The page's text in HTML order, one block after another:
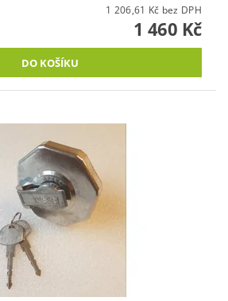
1 206,61 Kč bez DPH
1 460 Kč